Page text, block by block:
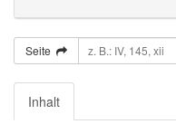
Seite
Inhalt